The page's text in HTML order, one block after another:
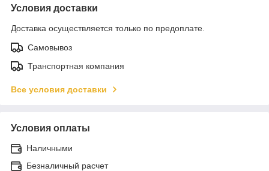
Условия доставки
Доставка осуществляется только по предоплате.
Самовывоз
Транспортная компания
Все условия доставки
Условия оплаты
Наличными
Безналичный расчет